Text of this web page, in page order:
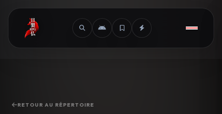
RETOUR AU RÉPERTOIRE